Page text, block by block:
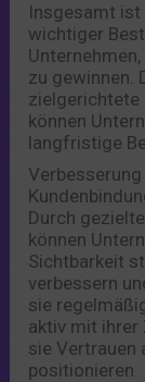
Insgesamt ist
wichtiger
zu gewinnen.
zielgerichtete
können
langfristige
Durch
können
Sichtbarkeit
verbessern
sie
aktiv mit ihrer
sie Vertrauen
positionieren.